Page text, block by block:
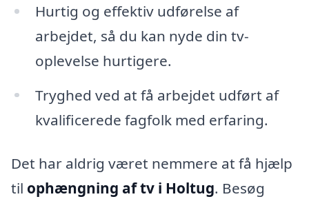
Hurtig og effektiv udførelse af
arbejdet, så du kan nyde din tv-
oplevelse hurtigere.
Tryghed ved at få arbejdet udført af
kvalificerede fagfolk med erfaring.
Det har aldrig været nemmere at få hjælp
til ophængning af tv i Holtug. Besøg